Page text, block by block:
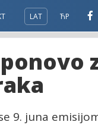
LAT ЋР
9. juna